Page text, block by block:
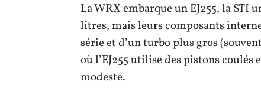
La WRX embarque un EJ255, la STI
litres, mais leurs composants
série et d’un turbo plus gros
où l’EJ255 utilise des pistons
modeste.